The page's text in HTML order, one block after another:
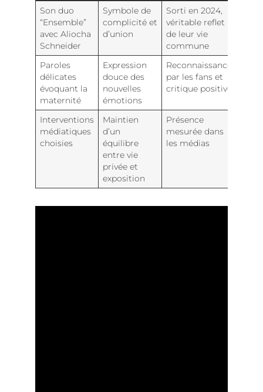
Son duo
“Ensemble”
avec Aliocha
Schneider
Symbole de
complicité et
d’union
Sorti en 2024,
véritable reflet
de leur vie
commune
Paroles
délicates
évoquant la
maternité
Expression
douce des
nouvelles
émotions
Reconnaissance
par les fans et
critique positive
Interventions
médiatiques
choisies
Maintien
d’un
équilibre
entre vie
privée et
exposition
Présence
mesurée dans
les médias